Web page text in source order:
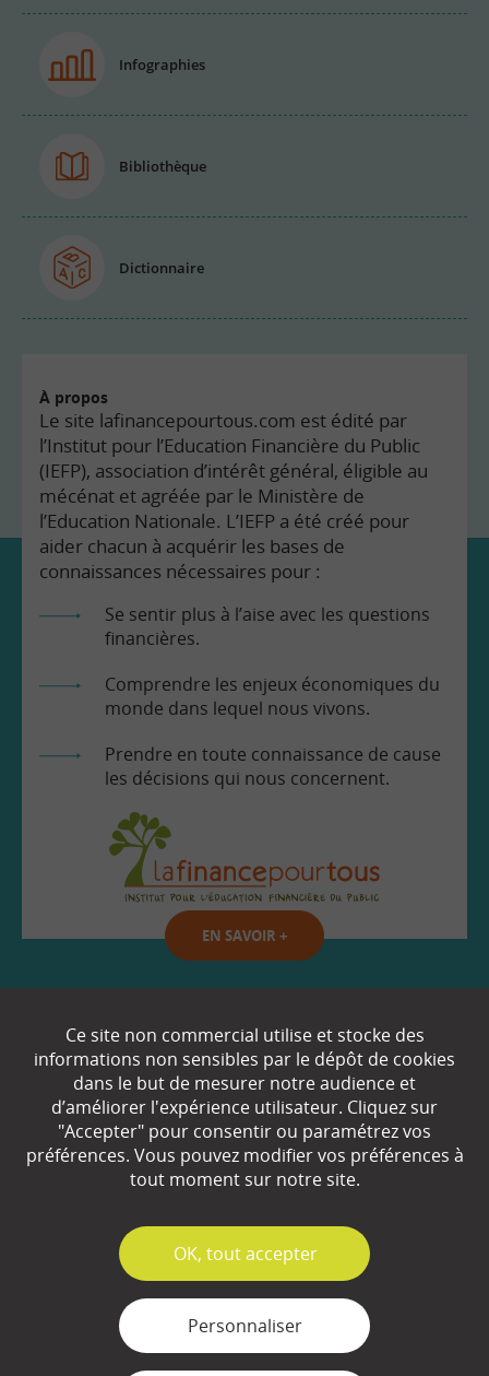
Infographies
Bibliothèque
Dictionnaire
À propos
Le site lafinancepourtous.com est édité par
l’Institut pour l’Education Financière du Public
(IEFP), association d’intérêt général, éligible au
mécénat et agréée par le Ministère de
l’Education Nationale. L’IEFP a été créé pour
aider chacun à acquérir les bases de
connaissances nécessaires pour :
Se sentir plus à l’aise avec les questions
financières.
Comprendre les enjeux économiques du
monde dans lequel nous vivons.
Prendre en toute connaissance de cause
les décisions qui nous concernent.
EN SAVOIR +
Partenaires
Espace Presse
Plan du site
Mentions légales
Ce site non commercial utilise et stocke des
informations non sensibles par le dépôt de cookies
dans le but de mesurer notre audience et
d’améliorer l'expérience utilisateur. Cliquez sur
"Accepter" pour consentir ou paramétrez vos
préférences. Vous pouvez modifier vos préférences à
tout moment sur notre site.
✓
OK, tout accepter
Personnaliser